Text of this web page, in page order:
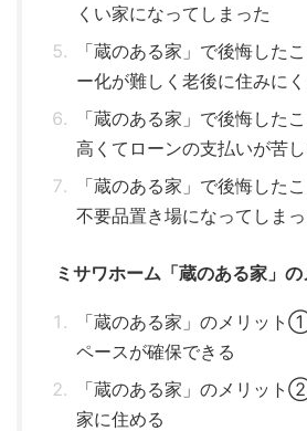
くい家になってしまった
「蔵のある家」で後悔した
ー化が難しく老後に住みに
「蔵のある家」で後悔し
高くてローンの支払いが苦
「蔵のある家」で後悔した
不要品置き場になってしま
ミサワホーム「蔵のある家」
「蔵のある家」のメリット
ペースが確保できる
「蔵のある家」のメリッ
家に住める